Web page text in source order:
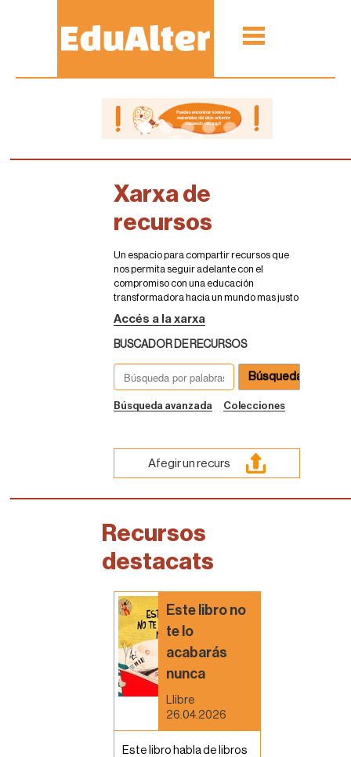
Xarxa de
recursos
Un espacio para compartir recursos que
nos permita seguir adelante con el
compromiso con una educación
transformadora hacia un mundo mas justo
Accés a la xarxa
BUSCADOR DE RECURSOS
Búsqueda avanzada Colecciones
Afegir un recurs
Recursos
destacats
Este libro no
te lo
acabarás
nunca
Llibre
26.04.2026
Este libro habla de libros